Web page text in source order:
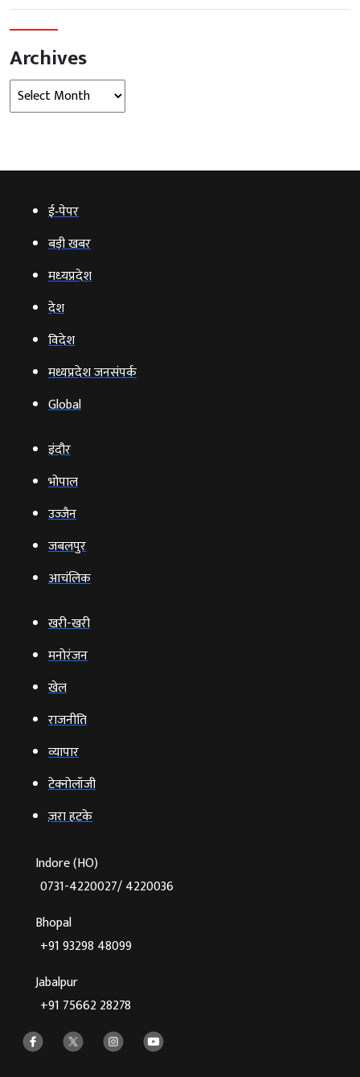
Archives
Archives
ई‑पेपर
बड़ी खबर
मध्‍यप्रदेश
देश
विदेश
मध्यप्रदेश जनसंपर्क
Global
इंदौर
भोपाल
उज्‍जैन
जबलपुर
आचंलिक
खरी-खरी
मनोरंजन
खेल
राजनीति
व्‍यापार
टेक्‍नोलॉजी
ज़रा हटके
Indore (HO)
0731-4220027/ 4220036
Bhopal
+91 93298 48099
Jabalpur
+91 75662 28278